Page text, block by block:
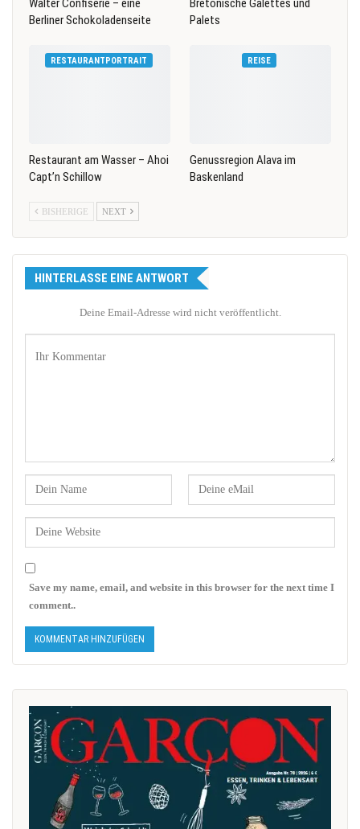
Walter Confiserie – eine
Berliner Schokoladenseite
Bretonische Galettes und
Palets
RESTAURANTPORTRAIT
Restaurant am Wasser – Ahoi
Capt’n Schillow
REISE
Genussregion Alava im
Baskenland
BISHERIGE NEXT
HINTERLASSE EINE ANTWORT
Deine Email-Adresse wird nicht veröffentlicht.
Save my name, email, and website in this browser for the next time I
comment..